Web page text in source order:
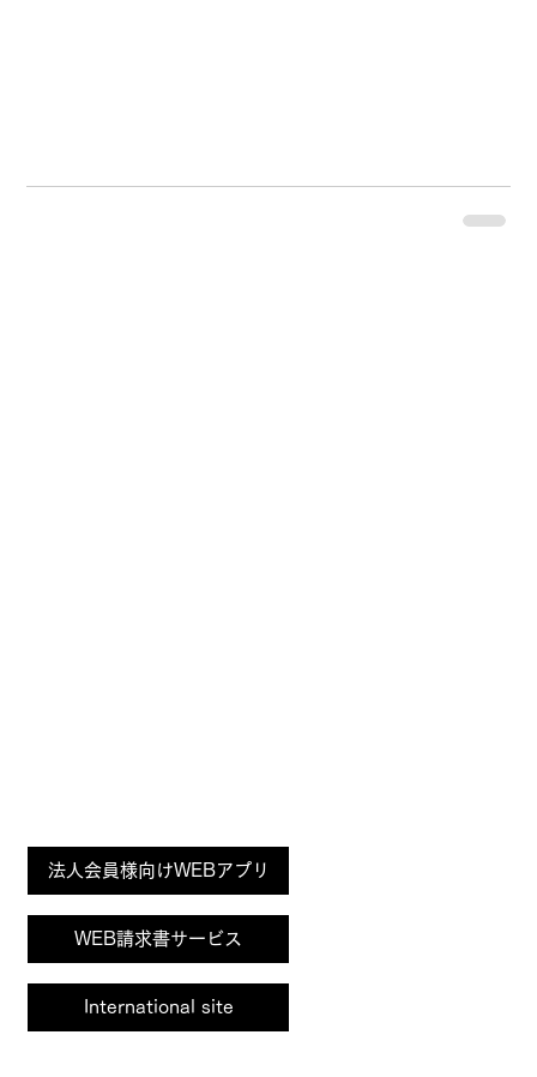
アート シャルマン」 i・シリーズ プロモーショ
ン第2弾を開始いたしました
「ラインアート シャルマン」のi・シリーズ、メンズラ
イン「i-EXECUTIVE」に俳優の井浦新さん、レディー
たプロモーション第2弾を3月22日(金)より展開しま
す。...International site
法人会員様向けWEBアプリ
WEB請求書サービス